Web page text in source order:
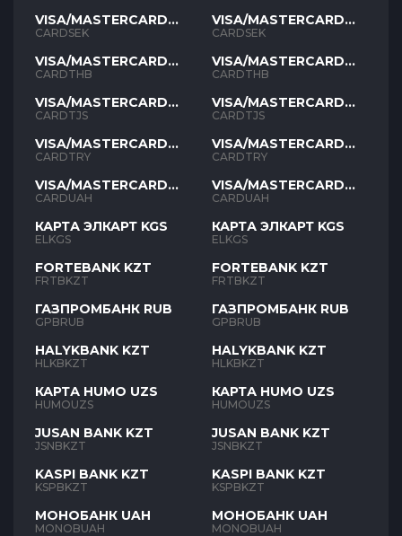
VISA/MASTERCARD
SEK
CARDSEK
VISA/MASTERCARD
THB
CARDTHB
VISA/MASTERCARD
TJS
CARDTJS
VISA/MASTERCARD
TYR
CARDTRY
VISA/MASTERCARD
UAH
CARDUAH
КАРТА ЭЛКАРТ KGS
ELKGS
FORTEBANK KZT
FRTBKZT
ГАЗПРОМБАНК RUB
GPBRUB
HALYKBANK KZT
HLKBKZT
КАРТА HUMO UZS
HUMOUZS
JUSAN BANK KZT
JSNBKZT
KASPI BANK KZT
KSPBKZT
МОНОБАНК UAH
MONOBUAH
VISA/MASTERCARD
SEK
CARDSEK
VISA/MASTERCARD
THB
CARDTHB
VISA/MASTERCARD
TJS
CARDTJS
VISA/MASTERCARD
TYR
CARDTRY
VISA/MASTERCARD
UAH
CARDUAH
КАРТА ЭЛКАРТ KGS
ELKGS
FORTEBANK KZT
FRTBKZT
ГАЗПРОМБАНК RUB
GPBRUB
HALYKBANK KZT
HLKBKZT
КАРТА HUMO UZS
HUMOUZS
JUSAN BANK KZT
JSNBKZT
KASPI BANK KZT
KSPBKZT
МОНОБАНК UAH
MONOBUAH